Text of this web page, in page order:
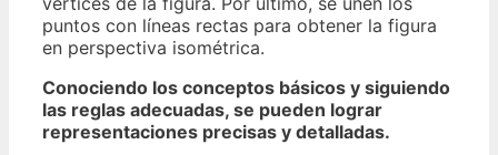
puntos con líneas rectas para obtener la figura
en perspectiva isométrica.
Conociendo los conceptos básicos y siguiendo
las reglas adecuadas, se pueden lograr
representaciones precisas y detalladas.